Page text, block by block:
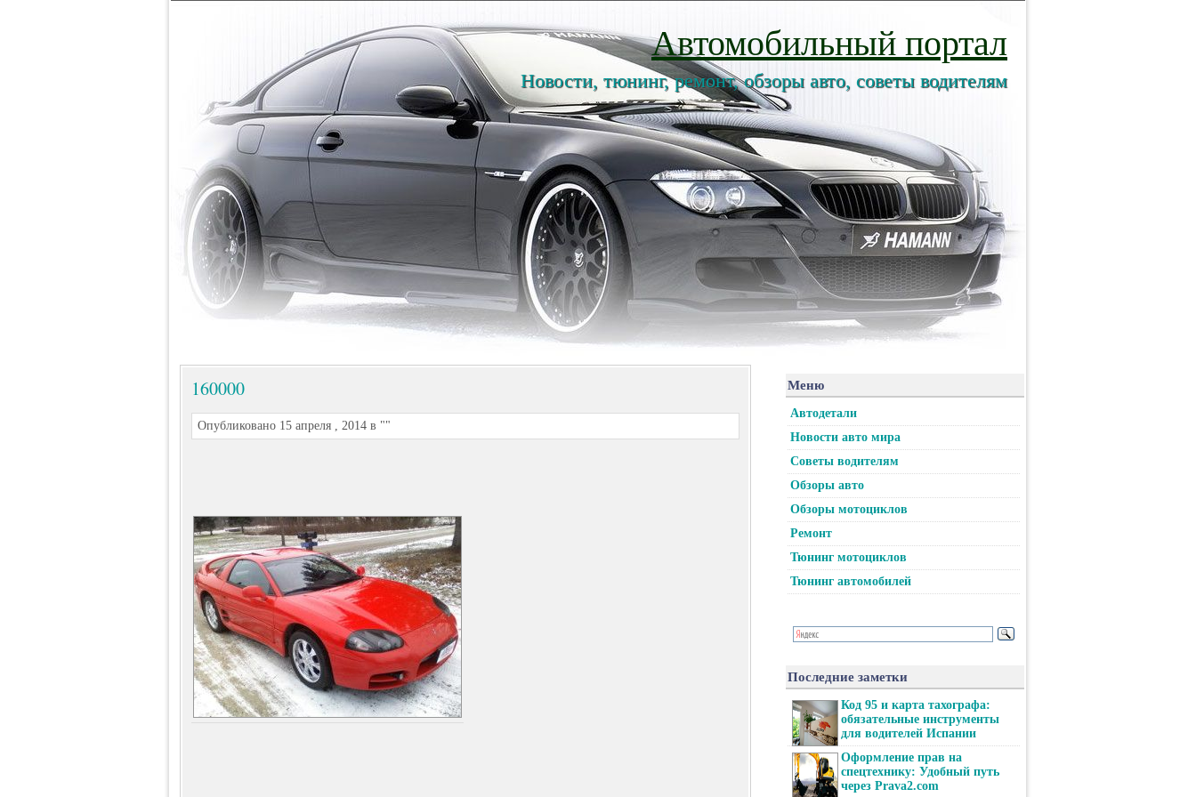
Автомобильный портал
Новости, тюнинг, ремонт, обзоры авто, советы водителям
160000
Опубликовано 15 апреля , 2014 в ""
Меню
Автодетали
Новости авто мира
Советы водителям
Обзоры авто
Обзоры мотоциклов
Ремонт
Тюнинг мотоциклов
Тюнинг автомобилей
Последние заметки
Код 95 и карта тахографа:
обязательные инструменты
для водителей Испании
Оформление прав на
спецтехнику: Удобный путь
через Prava2.com